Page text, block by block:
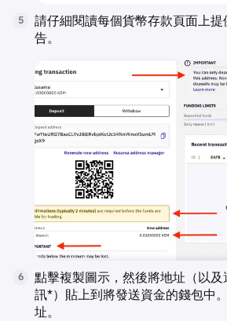
5
請仔細閱讀每個貨幣存款頁面上
告。
6
點擊複製圖示，然後將地址（以
訊*）貼上到將發送資金的錢包中
址。